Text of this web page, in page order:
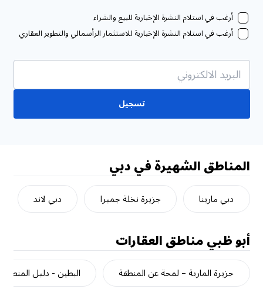
أرغب في استلام النشرة الإخبارية للبيع والشراء
أرغب في استلام النشرة الإخبارية للاستثمار الرأسمالي والتطوير العقاري
تسجيل
المناطق الشهيرة في دبي
دبي مارينا جزيرة نخلة جميرا دبي لاند
أبو ظبيمناطق العقارات
جزيرة المارية – لمحة عن المنطقة البطين - دليل المنطقة